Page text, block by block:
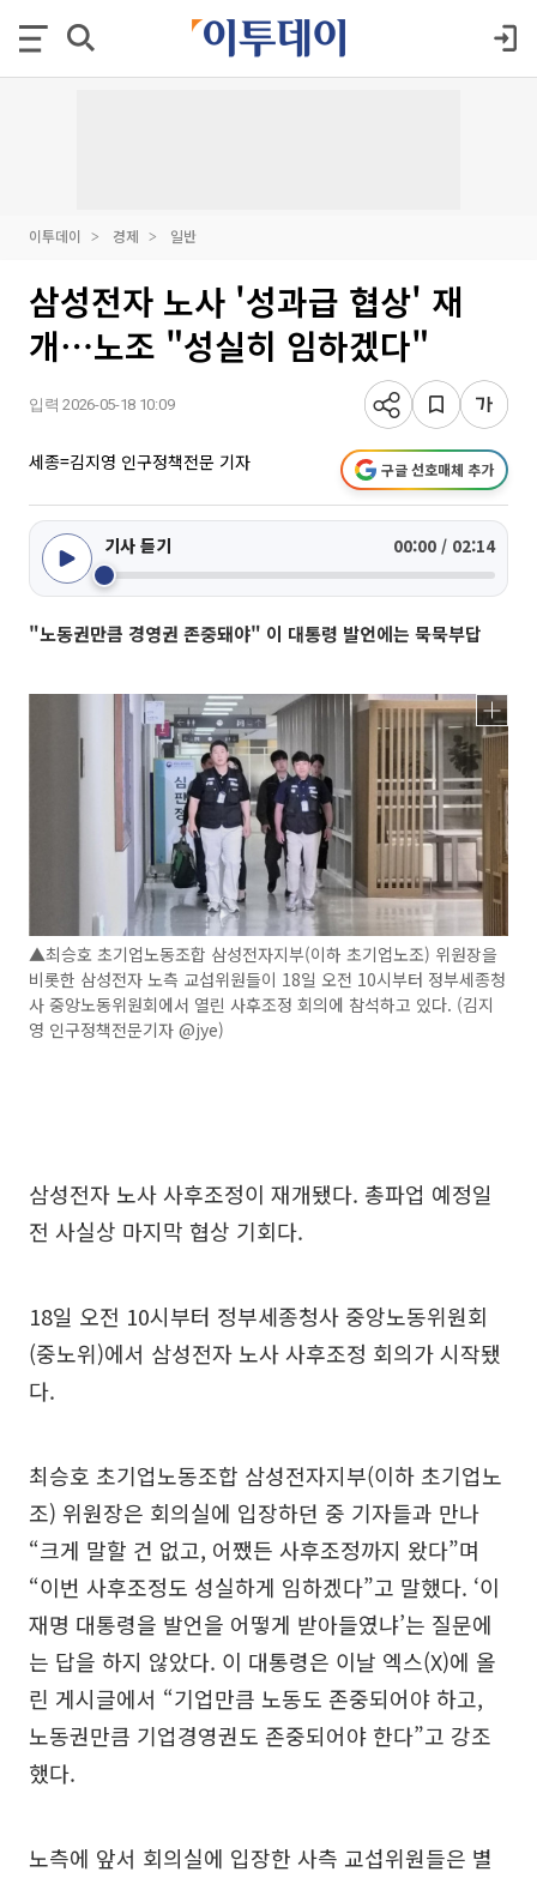
이투데이 경제 일반
삼성전자 노사 '성과급 협상' 재
개⋯노조 "성실히 임하겠다"
입력 2026-05-18 10:09
세종=김지영 인구정책전문 기자 구글 선호매체 추가
기사 듣기 00:00 / 02:14
"노동권만큼 경영권 존중돼야" 이 대통령 발언에는 묵묵부답
▲최승호 초기업노동조합 삼성전자지부(이하 초기업노조) 위원장을
비롯한 삼성전자 노측 교섭위원들이 18일 오전 10시부터 정부세종청
사 중앙노동위원회에서 열린 사후조정 회의에 참석하고 있다. (김지
영 인구정책전문기자 @jye)
삼성전자 노사 사후조정이 재개됐다. 총파업 예정일
전 사실상 마지막 협상 기회다.
18일 오전 10시부터 정부세종청사 중앙노동위원회
(중노위)에서 삼성전자 노사 사후조정 회의가 시작됐
다.
최승호 초기업노동조합 삼성전자지부(이하 초기업노
조) 위원장은 회의실에 입장하던 중 기자들과 만나
“크게 말할 건 없고, 어쨌든 사후조정까지 왔다”며
“이번 사후조정도 성실하게 임하겠다”고 말했다. ‘이
재명 대통령을 발언을 어떻게 받아들였냐’는 질문에
는 답을 하지 않았다. 이 대통령은 이날 엑스(X)에 올
린 게시글에서 “기업만큼 노동도 존중되어야 하고,
노동권만큼 기업경영권도 존중되어야 한다”고 강조
했다.
노측에 앞서 회의실에 입장한 사측 교섭위원들은 별